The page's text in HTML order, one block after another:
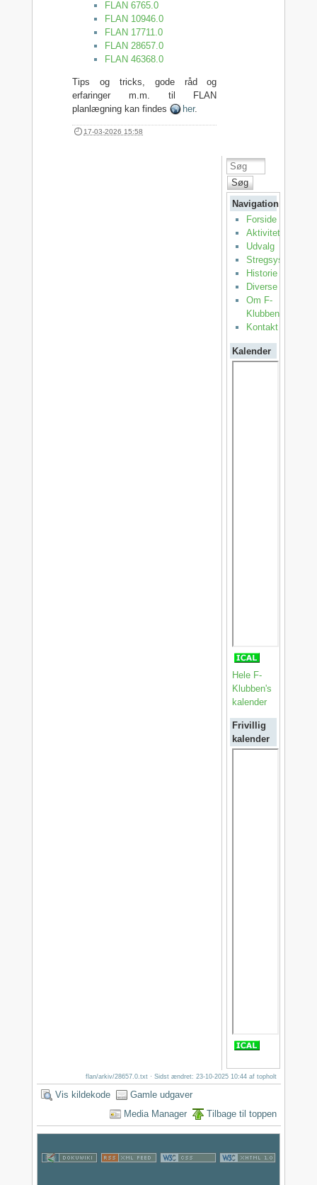
FLAN 6765.0
FLAN 10946.0
FLAN 17711.0
FLAN 28657.0
FLAN 46368.0
Tips og tricks, gode råd og
erfaringer m.m. til FLAN
planlægning kan findes
her.
17-03-2026 15:58
Søg
Navigation
Forside
Aktiviteter
Udvalg
Stregsystemet
Historie
Diverse
Om F-
Klubben
Kontakt
Kalender
Hele F-
Klubben's
kalender
Frivillig
kalender
flan/arkiv/28657.0.txt · Sidst ændret: 23-10-2025 10:44 aftopholt
Vis kildekode
Gamle udgaver
Media Manager
Tilbage til toppen